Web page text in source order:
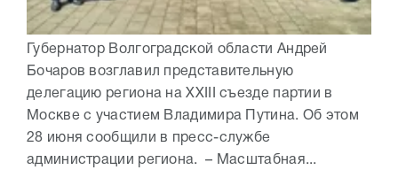
Губернатор Волгоградской области Андрей
Бочаров возглавил представительную
делегацию региона на XXIII съезде партии в
Москве с участием Владимира Путина. Об этом
28 июня сообщили в пресс-службе
администрации региона. – Масштабная...